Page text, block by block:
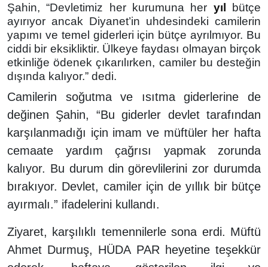
Şahin, “Devletimiz her kurumuna her yıl
bütçe
ayırıyor ancak Diyanet’in uhdesindeki camilerin
yapımı ve temel giderleri için bütçe ayrılmıyor. Bu
ciddi bir eksikliktir. Ülkeye faydası olmayan birçok
etkinliğe ödenek çıkarılırken, camiler bu desteğin
dışında kalıyor.” dedi.
Camilerin soğutma ve ısıtma giderlerine de
değinen Şahin, “Bu giderler devlet tarafından
karşılanmadığı için imam ve müftüler her hafta
cemaate yardım çağrısı yapmak zorunda
kalıyor. Bu durum din görevlilerini zor durumda
bırakıyor. Devlet, camiler için de yıllık bir bütçe
ayırmalı.” ifadelerini kullandı.
Ziyaret, karşılıklı temennilerle sona erdi. Müftü
Ahmet Durmuş, HÜDA PAR heyetine teşekkür